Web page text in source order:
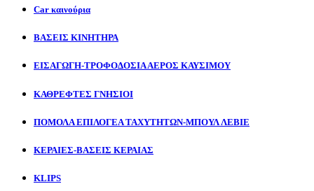
Car καινούρια
ΒΑΣΕΙΣ ΚΙΝΗΤΗΡΑ
ΕΙΣΑΓΩΓΗ-ΤΡΟΦΟΔΟΣΙΑ ΑΕΡΟΣ ΚΑΥΣΙΜΟΥ
ΚΑΘΡΕΦΤΕΣ ΓΝΗΣΙΟΙ
ΠΟΜΟΛΑ ΕΠΙΛΟΓΕΑ ΤΑΧΥΤΗΤΩΝ-ΜΠΟΥΛ ΛΕΒΙΕ
ΚΕΡΑΙΕΣ-ΒΑΣΕΙΣ ΚΕΡΑΙΑΣ
KLIPS